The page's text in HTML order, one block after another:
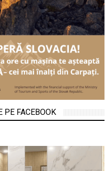
PE FACEBOOK